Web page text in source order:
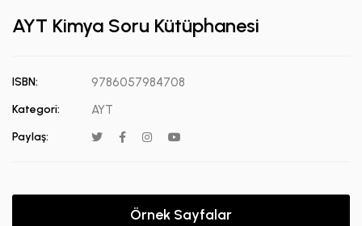
AYT Kimya Soru Kütüphanesi
ISBN: 9786057984708
Kategori: AYT
Paylaş:
Örnek Sayfalar